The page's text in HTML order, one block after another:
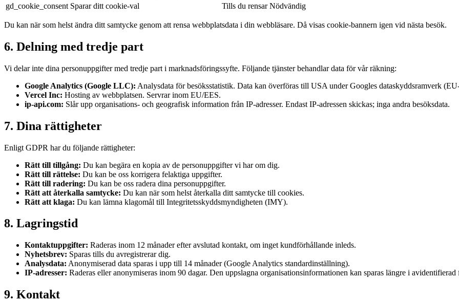
gd_cookie_consent Sparar ditt cookie-val Tills du rensar Nödvändig
Du kan när som helst ändra ditt samtycke genom att rensa webbplatsdata i din webbläsare. Då visas cookie-bannern igen vid nästa besök.
6. Delning med tredje part
Vi delar inte dina personuppgifter med tredje part i marknadsföringssyfte. Följande tjänster behandlar data för vår räkning:
Google Analytics (Google LLC): Analysdata för besöksstatistik. Data kan överföras till USA under Googles dataskyddsramverk
Vercel Inc: Hosting av webbplatsen. Servrar inom EU/EES.
ip-api.com: Slår upp organisations- och geografisk information från IP-adresser. Endast IP-adressen skickas; inga andra besöksdata.
7. Dina rättigheter
Enligt GDPR har du följande rättigheter:
Rätt till tillgång: Du kan begära en kopia av de personuppgifter vi har om dig.
Rätt till rättelse: Du kan be oss korrigera felaktiga uppgifter.
Rätt till radering: Du kan be oss radera dina personuppgifter.
Rätt att återkalla samtycke: Du kan när som helst återkalla ditt samtycke till cookies.
Rätt att klaga: Du kan lämna klagomål till Integritetsskyddsmyndigheten (IMY).
8. Lagringstid
Kontaktuppgifter: Raderas inom 12 månader efter avslutad kontakt, om inget kundförhållande inleds.
Nyhetsbrev: Sparas tills du avregistrerar dig.
Analysdata: Anonymiserad data sparas i upp till 14 månader (Google Analytics standardinställning).
IP-adresser: Raderas eller anonymiseras inom 90 dagar. Den uppslagna organisationsinformationen kan sparas längre i avidentifierad
9. Kontakt